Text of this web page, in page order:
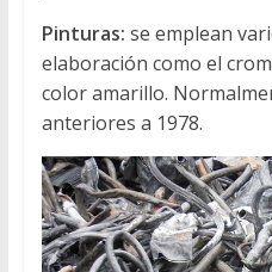
Pinturas: se emplean
elaboración como el
color amarillo.
anteriores a 1978.